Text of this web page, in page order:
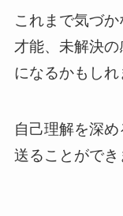
これまで気づ
才能、未解決
になるかもしれ
自己理解を深
送ることができ